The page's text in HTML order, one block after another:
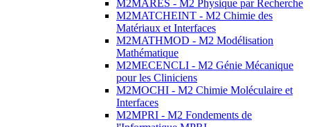
M2MARES - M2 Physique par Recherche
M2MATCHEINT - M2 Chimie des
Matériaux et Interfaces
M2MATHMOD - M2 Modélisation
Mathématique
M2MECENCLI - M2 Génie Mécanique
pour les Cliniciens
M2MOCHI - M2 Chimie Moléculaire et
Interfaces
M2MPRI - M2 Fondements de